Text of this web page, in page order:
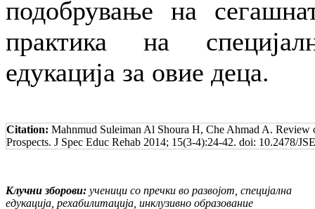
подобрување на
практика на
едукација за овие деца.
Citation: Mahnmud Suleiman Al Shoura H, Che Ahmad A. Review
Prospects. J Spec Educ Rehab 2014; 15(3-4):24-42. doi: 10.2478/
Клучни зборови: ученици со пречки во развојот, специјална
едукација, рехабилитација, инклузивно образование